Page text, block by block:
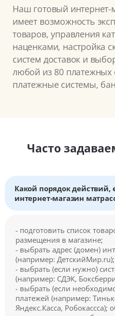
Наш готовый интернет-
имеет возможность
товаров, управления
наценками, настройка
систем доставок и
любой из 80
платежные системы,
Часто
Какой порядок действий,
интернет-магазин
- подготовить список
размещения в магазине;
- выбрать адрес (домен)
(например: ДетскийМир.ru);
- выбрать (если нужно)
(например: СДЭК,
- выбрать (если
платежей (например:
Яндекс.Касса,